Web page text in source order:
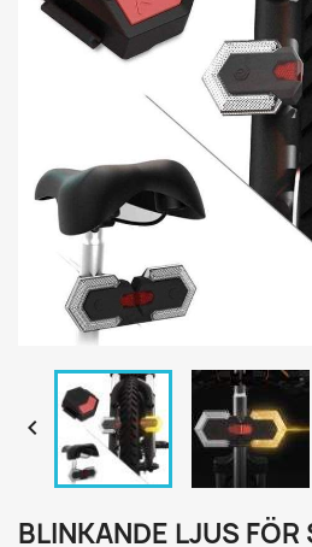

BLINKANDE LJUS FÖR